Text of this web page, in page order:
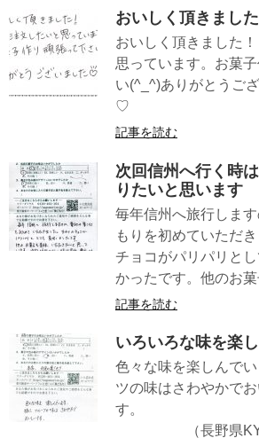
おいしく頂きました
おいしく頂きました
思っています。お菓
い(^_^)ありがとうご
♡
記事を読む
次回信州へ行く時
りたいと思います
毎年信州へ旅行しま
もりを初めていただ
チョコがパリパリと
かったです。他のお
記事を読む
いろいろな味を楽
色々な味を楽しんで
ツの味はさわやかで
す
（長野県KY